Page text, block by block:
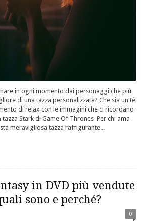
in ogni momento dai personaggi che più
di una tazza personalizzata? Che sia un tè
di relax con le immagini che ci ricordano
Stark di Game Of Thrones Per chi ama
meravigliosa tazza raffigurante...
in DVD più vendute
sono e perché?
0